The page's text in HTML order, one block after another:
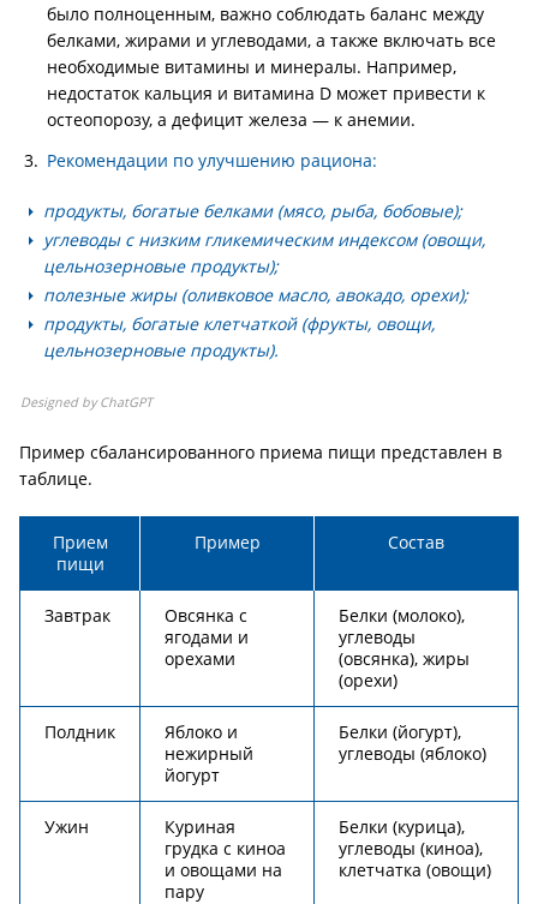
было полноценным, важно соблюдать баланс между
белками, жирами и углеводами, а также включать все
необходимые витамины и минералы. Например,
недостаток кальция и витамина D может привести к
остеопорозу, а дефицит железа — к анемии.
Рекомендации по улучшению рациона:
продукты, богатые белками (мясо, рыба, бобовые);
углеводы с низким гликемическим индексом (овощи,
цельнозерновые продукты);
полезные жиры (оливковое масло, авокадо, орехи);
продукты, богатые клетчаткой (фрукты, овощи,
цельнозерновые продукты).
Designed by ChatGPT
Пример сбалансированного приема пищи представлен в
таблице.
Прием
пищи
Пример Состав
Завтрак
Овсянка с
ягодами и
орехами
Белки (молоко),
углеводы
(овсянка), жиры
(орехи)
Полдник
Яблоко и
нежирный
йогурт
Белки (йогурт),
углеводы (яблоко)
Ужин
Куриная
грудка с киноа
и овощами на
пару
Белки (курица),
углеводы (киноа),
клетчатка (овощи)